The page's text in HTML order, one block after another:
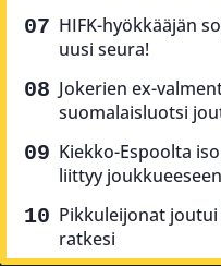
HIFK-hyökkääjän
uusi seura!
Jokerien ex-
suomalaisluotsi
Kiekko-Espoolta
liittyy joukkueeseen
Pikkuleijonat
ratkesi